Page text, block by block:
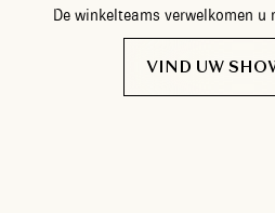
De winkelteams verwelkomen u
VIND UW